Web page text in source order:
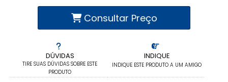
DÚVIDAS
TIRE SUAS DÚVIDAS SOBRE ESTE
PRODUTO
INDIQUE
INDIQUE ESTE PRODUTO A UM AMIGO
Consultar Preço